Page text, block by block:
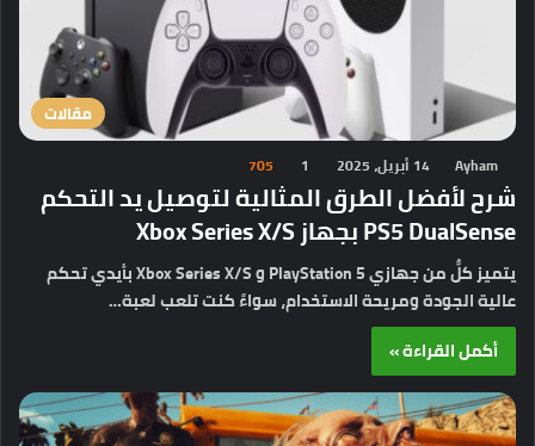
مقالات
Ayham 14 أبريل، 2025 1
705
شرح لأفضل الطرق المثالية لتوصيل يد التحكم
PS5 DualSense بجهاز Xbox Series X/S
يتميز كلٌّ من جهازي PlayStation 5 و Xbox Series X/S بأيدي تحكم
عالية الجودة ومريحة الاستخدام، سواءً كنت تلعب لعبة…
أكمل القراءة »